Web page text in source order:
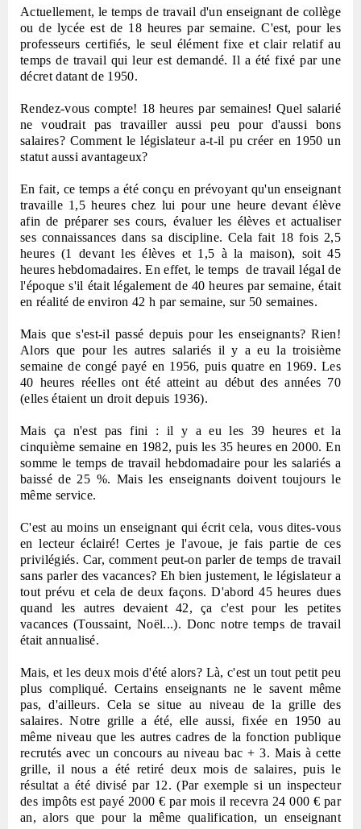
Actuellement, le temps de travail d'un enseignant de collège
ou de lycée est de 18 heures par semaine. C'est, pour les
professeurs certifiés, le seul élément fixe et clair relatif au
temps de travail qui leur est demandé. Il a été fixé par une
décret datant de 1950.
Rendez-vous compte! 18 heures par semaines! Quel salarié
ne voudrait pas travailler aussi peu pour d'aussi bons
salaires? Comment le législateur a-t-il pu créer en 1950 un
statut aussi avantageux?
En fait, ce temps a été conçu en prévoyant qu'un enseignant
travaille 1,5 heures chez lui pour une heure devant élève
afin de préparer ses cours, évaluer les élèves et actualiser
ses connaissances dans sa discipline. Cela fait 18 fois 2,5
heures (1 devant les élèves et 1,5 à la maison), soit 45
heures hebdomadaires. En effet, le temps de travail légal de
l'époque s'il était légalement de 40 heures par semaine, était
en réalité de environ 42 h par semaine, sur 50 semaines.
Mais que s'est-il passé depuis pour les enseignants? Rien!
Alors que pour les autres salariés il y a eu la troisième
semaine de congé payé en 1956, puis quatre en 1969. Les
40 heures réelles ont été atteint au début des années 70
(elles étaient un droit depuis 1936).
Mais ça n'est pas fini : il y a eu les 39 heures et la
cinquième semaine en 1982, puis les 35 heures en 2000. En
somme le temps de travail hebdomadaire pour les salariés a
baissé de 25 %. Mais les enseignants doivent toujours le
même service.
C'est au moins un enseignant qui écrit cela, vous dites-vous
en lecteur éclairé! Certes je l'avoue, je fais partie de ces
privilégiés. Car, comment peut-on parler de temps de travail
sans parler des vacances? Eh bien justement, le législateur a
tout prévu et cela de deux façons. D'abord 45 heures dues
quand les autres devaient 42, ça c'est pour les petites
vacances (Toussaint, Noël...). Donc notre temps de travail
était annualisé.
Mais, et les deux mois d'été alors? Là, c'est un tout petit peu
plus compliqué. Certains enseignants ne le savent même
pas, d'ailleurs. Cela se situe au niveau de la grille des
salaires. Notre grille a été, elle aussi, fixée en 1950 au
même niveau que les autres cadres de la fonction publique
recrutés avec un concours au niveau bac + 3. Mais à cette
grille, il nous a été retiré deux mois de salaires, puis le
résultat a été divisé par 12. (Par exemple si un inspecteur
des impôts est payé 2000 € par mois il recevra 24 000 € par
an, alors que pour la même qualification, un enseignant